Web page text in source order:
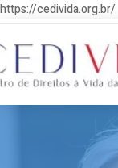
https://cedivida.org.br/